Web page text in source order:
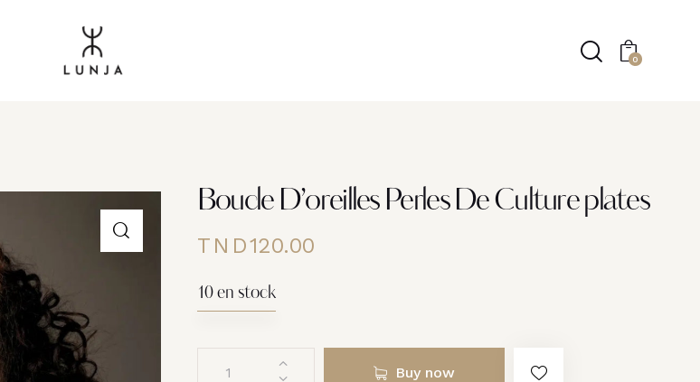
0
Boucle D’oreilles Perles De Culture plates
TND120.00
10 en stock
Buy now